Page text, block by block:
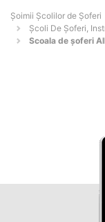
Şoimii Școlilor de Șoferi
Școli De Șoferi,
Scoala de șoferi